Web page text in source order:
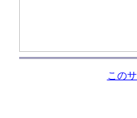
この